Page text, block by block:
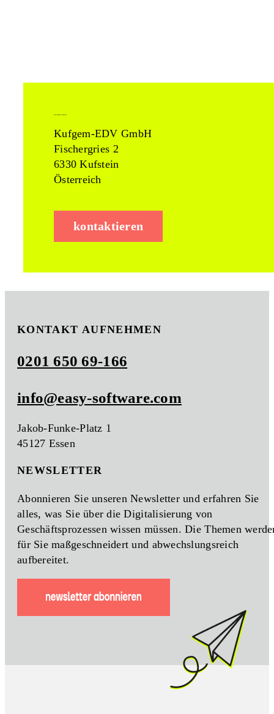
Kufgem-EDV GmbH
Fischergries 2
6330 Kufstein
Österreich
kontaktieren
KONTAKT AUFNEHMEN
0201 650 69-166
info@easy-software.com
Jakob-Funke-Platz 1
45127 Essen
NEWSLETTER
Abonnieren Sie unseren Newsletter und erfahren Sie
alles, was Sie über die Digitalisierung von
Geschäftsprozessen wissen müssen. Die Themen
für Sie maßgeschneidert und abwechslungsreich
aufbereitet.